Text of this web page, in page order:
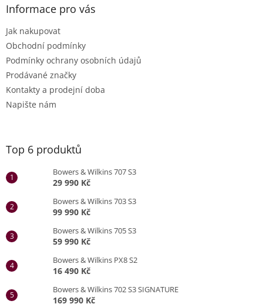
Informace pro vás
Jak nakupovat
Obchodní podmínky
Podmínky ochrany osobních údajů
Prodávané značky
Kontakty a prodejní doba
Napište nám
Top 6 produktů
Bowers & Wilkins 707 S3
29 990 Kč
Bowers & Wilkins 703 S3
99 990 Kč
Bowers & Wilkins 705 S3
59 990 Kč
Bowers & Wilkins PX8 S2
16 490 Kč
Bowers & Wilkins 702 S3 SIGNATURE
169 990 Kč